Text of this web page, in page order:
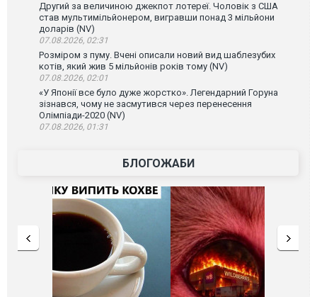
Другий за величиною джекпот лотереї. Чоловік з США
став мультимільйонером, вигравши понад 3 мільйони
доларів (NV)
07.08.2026, 02:31
Розміром з пуму. Вчені описали новий вид шаблезубих
котів, який жив 5 мільйонів років тому (NV)
07.08.2026, 02:01
«У Японії все було дуже жорстко». Легендарний Горуна
зізнався, чому не засмутився через перенесення
Олімпіади-2020 (NV)
07.08.2026, 01:31
БЛОГОЖАБИ